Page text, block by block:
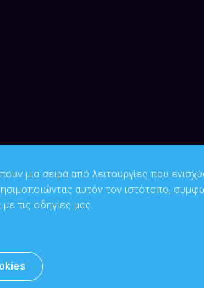
© 2026Υπουργείο Ψηφιακής
μια σειρά από λειτουργίες που
αυτόν τον ιστότοπο,
τις οδηγίες μας.